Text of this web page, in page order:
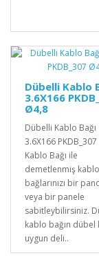
Dübelli Kablo
3.6X166
Ø4,8
Dübelli Kablo Bağı
3.6X166
Kablo Bağı ile
demetlenmiş kablo
bağlarınızı bir
veya bir panele
sabitleybilirsiniz.
kablo bağın dübel
uygun deli..